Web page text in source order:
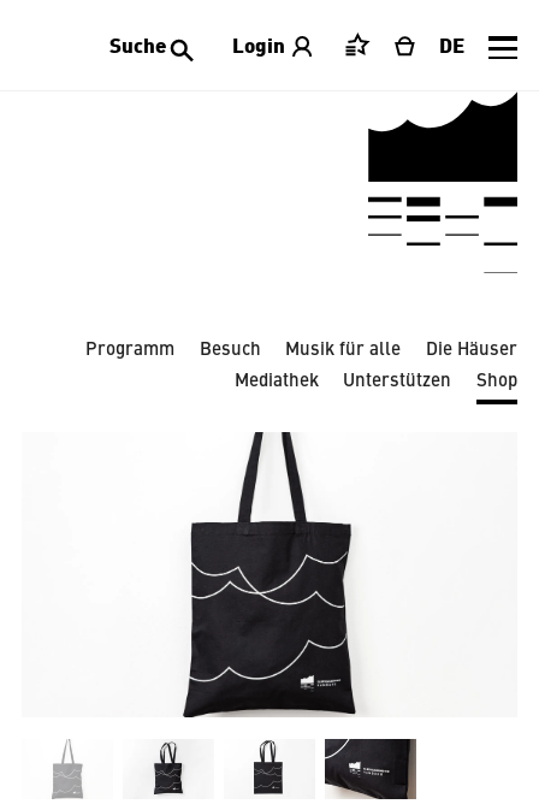
Suche
Login
DE
Programm Besuch Musik für alle
Die Häuser
Mediathek
Unterstützen Shop
Bekleidung
Spielwaren
Tischwaren